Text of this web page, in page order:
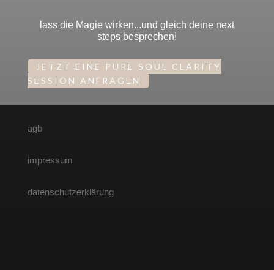
lass die Magie wirken...und gleich deine next
steps besprechen!
JETZT EINE PURE SOUL CLARITY
SESSION ANFRAGEN
agb
impressum
datenschutzerklärung